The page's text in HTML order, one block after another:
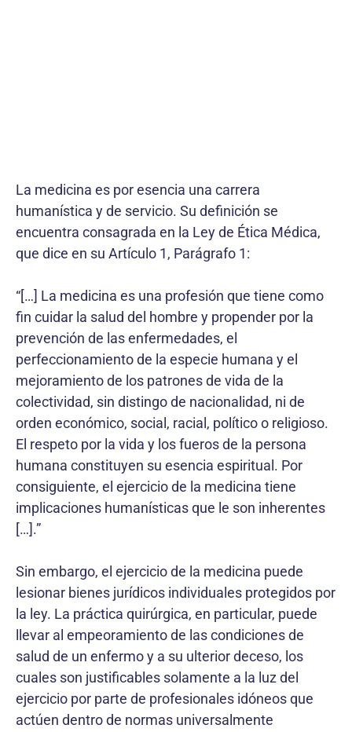
La medicina es por esencia una carrera
humanística y de servicio. Su definición se
encuentra consagrada en la Ley de Ética Médica,
que dice en su Artículo 1, Parágrafo 1:
“[…] La medicina es una profesión que tiene como
fin cuidar la salud del hombre y propender por la
pre­vención de las enfermedades, el
perfeccionamiento de la especie humana y el
mejoramiento de los patrones de vida de la
colectividad, sin distingo de naciona­lidad, ni de
orden económico, social, racial, político o religioso.
El respeto por la vida y los fueros de la persona
humana constituyen su esencia espiritual. Por
consiguiente, el ejercicio de la medicina tiene
implicaciones humanísticas que le son inherentes
[…].”
Sin embargo, el ejercicio de la medicina puede
lesionar bienes jurídicos individuales protegidos por
la ley. La práctica quirúrgica, en particular, puede
llevar al empeo­ramiento de las condiciones de
salud de un enfermo y a su ulterior deceso, los
cuales son justificables solamente a la luz del
ejercicio por parte de profesionales idóneos que
actúen dentro de normas universalmente